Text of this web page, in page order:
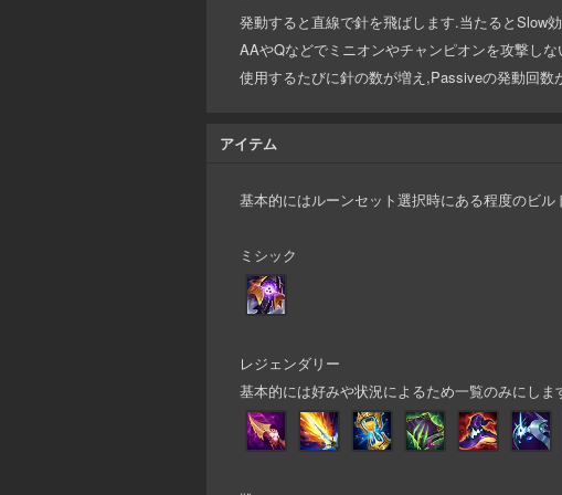
発動すると直線で針を飛ばします.当たるとSlow
AAやQなどでミニオンやチャンピオンを攻撃し
使用するたびに針の数が増え,Passiveの発動回
アイテム
基本的にはルーンセット選択時にある程度のビル
ミシック
レジェンダリー
基本的には好みや状況によるため一覧のみにしま